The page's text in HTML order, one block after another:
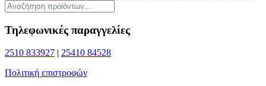
Τηλεφωνικές παραγγελίες
2510 833927 | 25410 84528
Πολιτική επιστροφών